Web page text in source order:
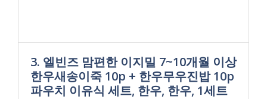
3. 엘빈즈 맘편한 이지밀 7~10개월 이상
한우새송이죽 10p + 한우무우진밥 10p
파우치 이유식 세트, 한우, 한우, 1세트